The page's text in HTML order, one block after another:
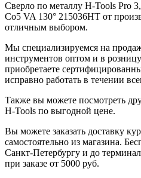
Сверло по металлу H-Tools Pro
Co5 VA 130° 215036HT от
отличным выбором.
Мы специализируемся на
инструментов оптом и в
приобретаете
исправно работать в течении
Также вы можете посмотреть
H-Tools по выгодной цене.
Вы можете заказать доставку
самостоятельно из магазина.
Санкт-Петербургу и до
при заказе от 5000 руб.